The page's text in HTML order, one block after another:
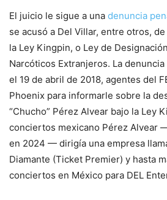
El juicio le sigue a una denuncia
se acusó a Del Villar, entre otros,
la Ley Kingpin, o Ley de
Narcóticos Extranjeros. La
el 19 de abril de 2018, agentes del
Phoenix para informarle sobre la
“Chucho” Pérez Alvear bajo la Ley
conciertos mexicano Pérez Alvear
en 2024 — dirigía una empresa
Diamante (Ticket Premier) y hasta
conciertos en México para DEL